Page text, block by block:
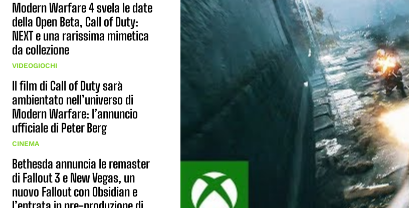
Modern Warfare 4 svela le date
della Open Beta, Call of Duty:
NEXT e una rarissima mimetica
da collezione
VIDEOGIOCHI
Il film di Call of Duty sarà
ambientato nell’universo di
Modern Warfare: l’annuncio
ufficiale di Peter Berg
CINEMA
Bethesda annuncia le remaster
di Fallout 3 e New Vegas, un
nuovo Fallout con Obsidian e